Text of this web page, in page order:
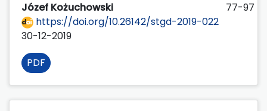
Józef Kożuchowski
77-97
https://doi.org/10.26142/stgd-2019-022
30-12-2019
PDF